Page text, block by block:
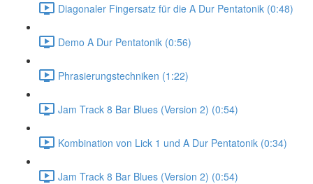
Diagonaler Fingersatz für die A Dur Pentatonik (0:48)
Demo A Dur Pentatonik (0:56)
Phrasierungstechniken (1:22)
Jam Track 8 Bar Blues (Version 2) (0:54)
Kombination von Lick 1 und A Dur Pentatonik (0:34)
Jam Track 8 Bar Blues (Version 2) (0:54)